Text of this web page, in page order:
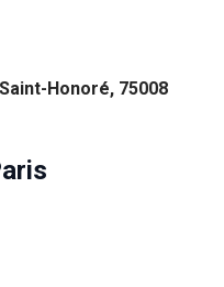
Honoré, 75008